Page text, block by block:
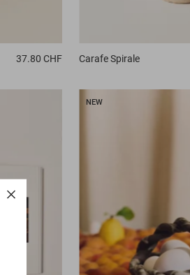
37.80 CHF Carafe Spirale
NEW